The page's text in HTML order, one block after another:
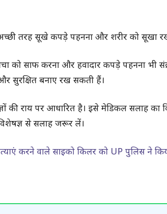
तरह सूखे कपड़े पहनना और शरीर को सूखा
को साफ करना और हवादार कपड़े पहनना भी
सुरक्षित बनाए रख सकती हैं।
की राय पर आधारित है। इसे मेडिकल सलाह का
से सलाह जरूर लें।
करने वाले साइको किलर को UP पुलिस ने